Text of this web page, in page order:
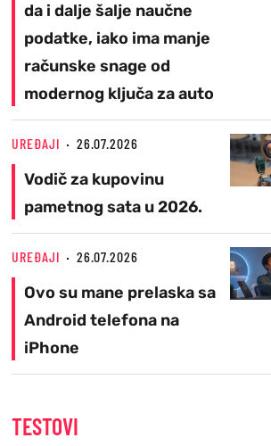
da i dalje šalje naučne
podatke, iako ima manje
računske snage od
modernog ključa za auto
UREĐAJI 26.07.2026
Vodič za kupovinu
pametnog sata u 2026.
UREĐAJI 26.07.2026
Ovo su mane prelaska sa
Android telefona na
iPhone
TESTOVI